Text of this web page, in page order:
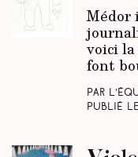
Médor
voici
font
Par
Publié